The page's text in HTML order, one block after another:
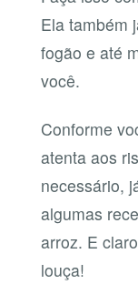
Ela também
fogão e até
você.
Conforme
atenta aos
necessário,
algumas
arroz. E
louça!